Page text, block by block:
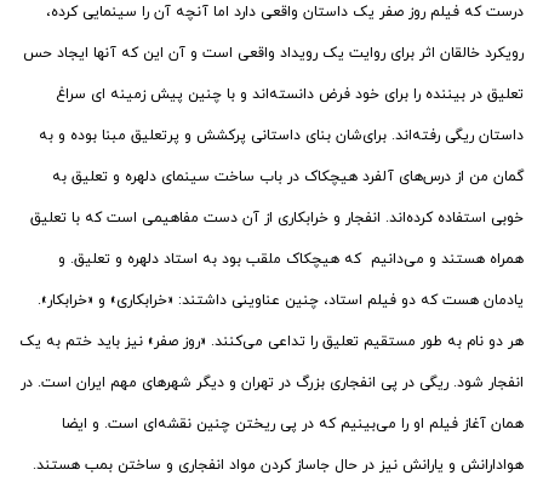
درست که فیلم روز صفر یک داستان واقعی دارد اما آنچه آن را سینمایی کرده،
رویکرد خالقان اثر برای روایت یک رویداد واقعی است و آن این که آنها ایجاد حس
تعلیق در بیننده را برای خود فرض دانسته‌اند و با چنین پیش زمینه ای سراغ
داستان ریگی رفته‌اند. برای‌شان بنای داستانی پرکشش و پرتعلیق مبنا بوده و به
گمان من از درس‌های آلفرد هیچکاک در باب ساخت سینمای دلهره و تعلیق به
خوبی استفاده کرده‌اند. انفجار و خرابکاری از آن دست مفاهیمی است که با تعلیق
همراه هستند و می‌دانیم که هیچکاک ملقب بود به استاد دلهره و تعلیق. و
یادمان هست که دو فیلم استاد، چنین عناوینی داشتند: «خرابکاری» و «خرابکار».
هر دو نام به طور مستقیم تعلیق را تداعی می‌کنند. «روز صفر» نیز باید ختم به یک
انفجار شود. ریگی در پی انفجاری بزرگ در تهران و دیگر شهرهای مهم ایران است. در
همان آغاز فیلم او را می‌بینیم که در پی ریختن چنین نقشه‌ای است. و ایضا
هوادارانش و یارانش نیز در حال جاساز کردن مواد انفجاری و ساختن بمب هستند.